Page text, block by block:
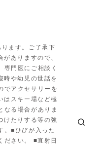
ます。ご了承下
ありますので、
専門医にご相談く
時や幼児の世話を
でアクセサリーを
はスキー場など極
なる場合がありま
けたりする等の強
。■ひびが入った
ださい。 ■直射日